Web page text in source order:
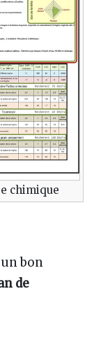
chimique
bon
de